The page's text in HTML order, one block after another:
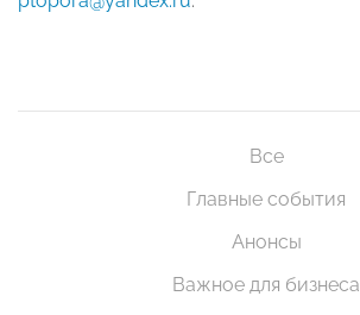
Все
Главные события
Анонсы
Важное для бизнеса